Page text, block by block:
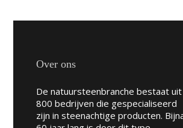
Over ons
De natuursteenbranche bestaat uit
800 bedrijven die gespecialiseerd
zijn in steenachtige producten.